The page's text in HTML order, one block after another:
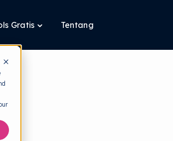
Gratis
Toggle
Tools
Tentang